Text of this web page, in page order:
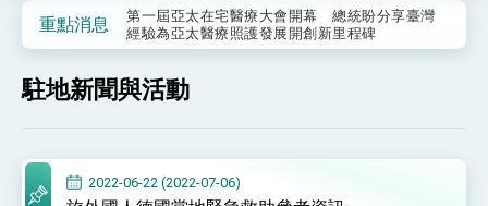
重點消息
第一屆亞太在宅醫療大會開幕 總統盼分享臺灣
經驗為亞太醫療照護發展開創新里程碑
及「台灣智慧醫療與健康產業展」預告短片，向
世界展現台灣守護全球健康的創新能量
總統出訪史瓦帝尼返國談話 強調臺灣人有權利
訪問
總統與五院院長新春茶敘 盼化分歧為團結、為
駐地新聞與活動
2022-06-22 (2022-07-06)